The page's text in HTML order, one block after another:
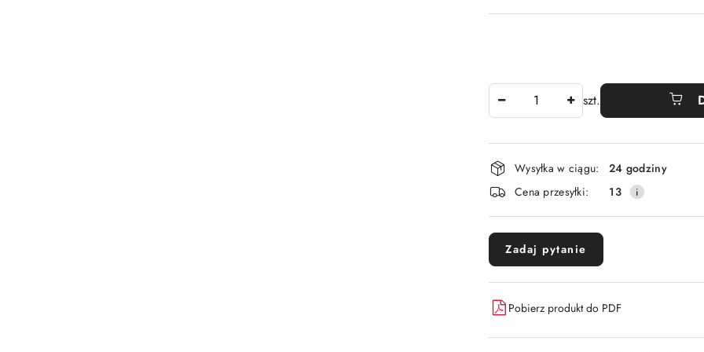
szt.
Dostępność
i
dostawa
Wysyłka w ciągu:
24 godziny
Cena przesyłki:
13
Zadaj pytanie
Pobierz produkt do PDF